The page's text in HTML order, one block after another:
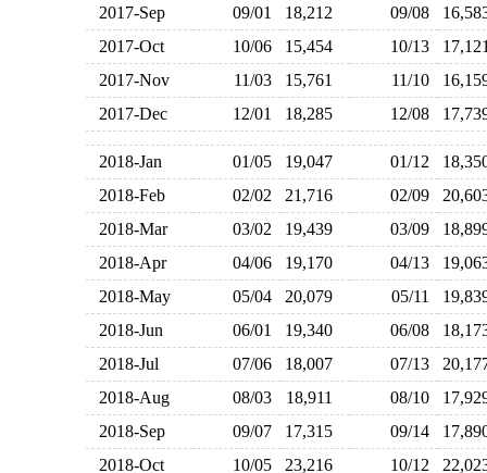
2017-Sep
09/01 18,212 09/08
2017-Oct
10/06 15,454 10/13
2017-Nov
11/03 15,761 11/10
2017-Dec
12/01 18,285 12/08
2018-Jan 01/05 19,047 01/12
2018-Feb
02/02 21,716 02/09
2018-Mar
03/02 19,439 03/09
2018-Apr
04/06 19,170 04/13
2018-May
05/04 20,079 05/11
2018-Jun
06/01 19,340 06/08
2018-Jul
07/06 18,007 07/13
2018-Aug
08/03 18,911 08/10
2018-Sep
09/07 17,315 09/14
2018-Oct
10/05 23,216 10/12